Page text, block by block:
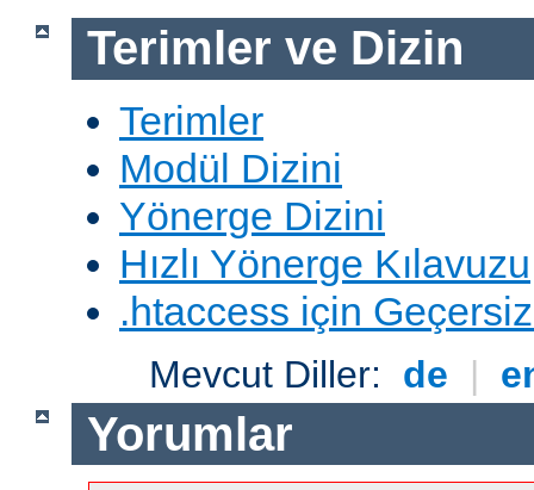
Terimler ve Dizin
Terimler
Modül Dizini
Yönerge Dizini
Hızlı Yönerge Kılavuzu
.htaccess için
Mevcut Diller: de |
Yorumlar